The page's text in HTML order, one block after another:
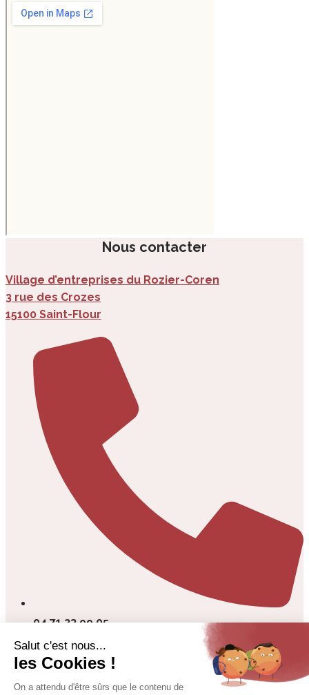
Nous contacter
Village d’entreprises du Rozier-Coren
3 rue des Crozes
15100 Saint-Flour
04 71 23 99 05
Envoyer un message
Copyright © 2024 Syndicat Mixte Garabit Grandval